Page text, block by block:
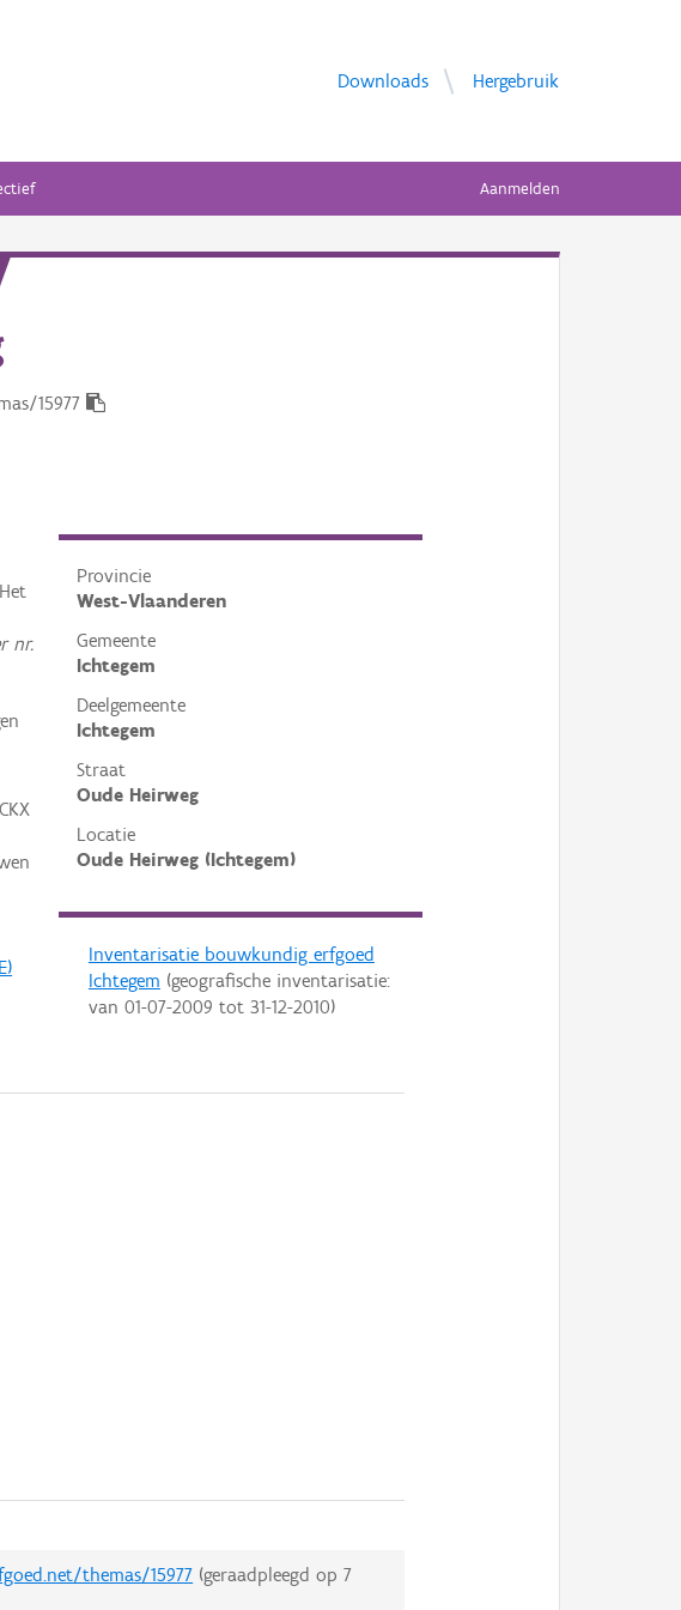
Downloads Hergebruik
Aanmelden
15977
Provincie
West-Vlaanderen
Gemeente
Ichtegem
Deelgemeente
Ichtegem
Straat
Oude Heirweg
Locatie
Oude Heirweg (Ichtegem)
Inventarisatie bouwkundig erfgoed
Ichtegem (geografische inventarisatie:
van 01-07-2009 tot 31-12-2010)
nr.
themas/15977 (geraadpleegd op7